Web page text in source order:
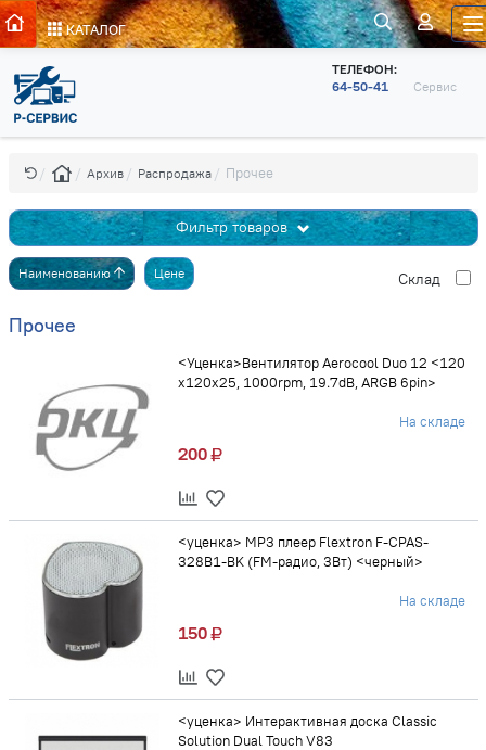
КАТАЛОГ
ТЕЛЕФОН:
64-50-41
Сервис
Архив Распродажа Прочее
Фильтр товаров
Наименованию Цене Cклад
Прочее
<Уценка>Вентилятор Aerocool Duo 12 <120
х120х25, 1000rpm, 19.7dB, ARGB 6pin>
На складе
200
<уценка> MP3 плеер Flextron F-CPAS-
328B1-BK (FM-радио, 3Вт) <черный>
На складе
150
<уценка> Интерактивная доска Classic
Solution Dual Touch V83